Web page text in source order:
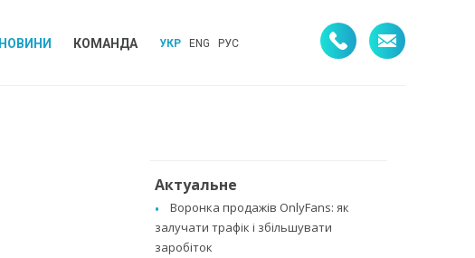
НОВИНИ КОМАНДА УКР ENG РУС
Актуальне
Воронка продажів OnlyFans: як
залучати трафік і збільшувати
заробіток